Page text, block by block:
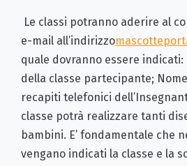
Le classi potranno aderire al
e-mail all’indirizzo
quale dovranno essere indicati:
della classe partecipante;
recapiti telefonici
classe potrà realizzare tanti
bambini. E’ fondamentale che
vengano indicati la classe e la